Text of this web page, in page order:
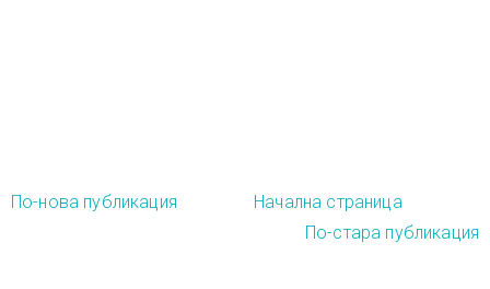
По-нова публикация
Начална страница
По-стара публикация